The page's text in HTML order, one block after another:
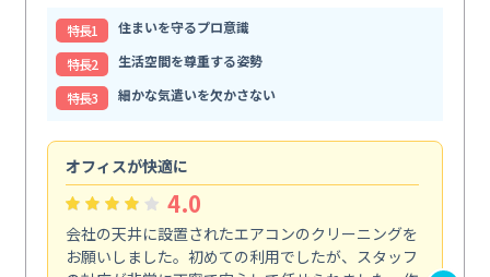
特⻑1
住まいを守るプロ意識
特⻑2
生活空間を尊重する姿勢
特⻑3
細かな気遣いを欠かさない
オフィスが快適に
4.0
会社の天井に設置されたエアコンのクリーニングを
お願いしました。初めての利用でしたが、スタッフ